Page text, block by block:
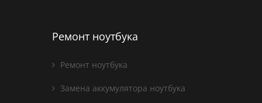
Ремонт ноутбука
Ремонт ноутбука
Замена аккумулятора ноутбука